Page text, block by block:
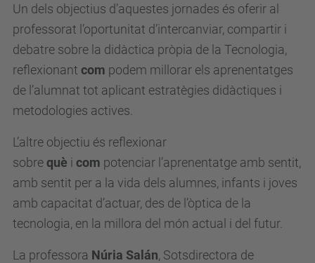
u
p
c
.
e
d
/
c
a
/
e
s
Un dels objectius d’aquestes jornades és oferir al
professorat l’oportunitat d’intercanviar, compartir i
debatre sobre la didàctica pròpia de la Tecnologia,
reflexionant com podem millorar els aprenentatges
de l’alumnat tot aplicant estratègies didàctiques i
metodologies actives.
L’altre objectiu és reflexionar
sobrequè i com potenciar l’aprenentatge amb sentit,
amb sentit per a la vida dels alumnes, infants i joves
amb capacitat d’actuar, des de l’òptica de la
tecnologia, en la millora del món actual i del futur.
La professora Núria Salán, Sotsdirectora de